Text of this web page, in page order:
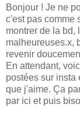
Bonjour ! Je ne
c'est pas comme
montrer de la bd,
malheureuses.x,
revenir
En attendant,
postées sur insta
que j'aime. Ça
par ici et puis